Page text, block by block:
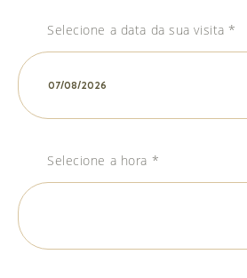
Selecione a data da sua visita *
Selecione a hora *